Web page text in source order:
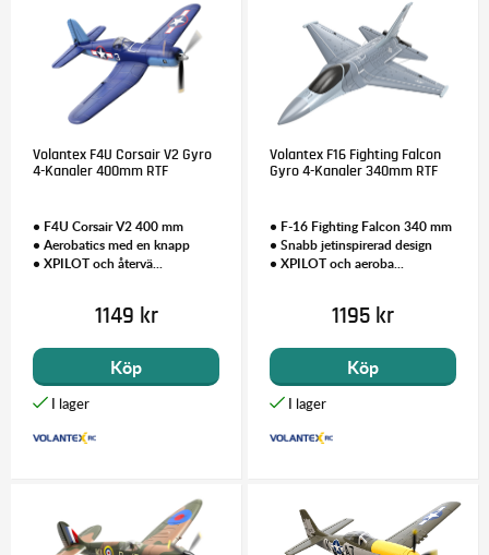
Volantex F4U Corsair V2 Gyro
4-Kanaler 400mm RTF
• F4U Corsair V2 400 mm
• Aerobatics med en knapp
• XPILOT och återvä...
1149 kr
Köp
Volantex F16 Fighting Falcon
Gyro 4-Kanaler 340mm RTF
• F-16 Fighting Falcon 340 mm
• Snabb jetinspirerad design
• XPILOT och aeroba...
1195 kr
Köp